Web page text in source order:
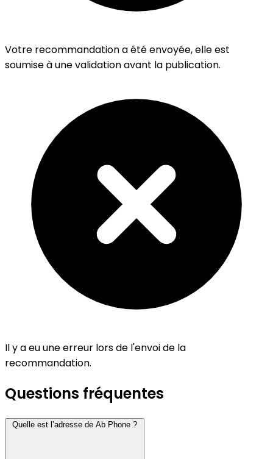
Votre recommandation a été envoyée, elle est
soumise à une validation avant la publication.
Il y a eu une erreur lors de l'envoi de la
recommandation.
Questions fréquentes
Quelle est l’adresse de Ab Phone ?